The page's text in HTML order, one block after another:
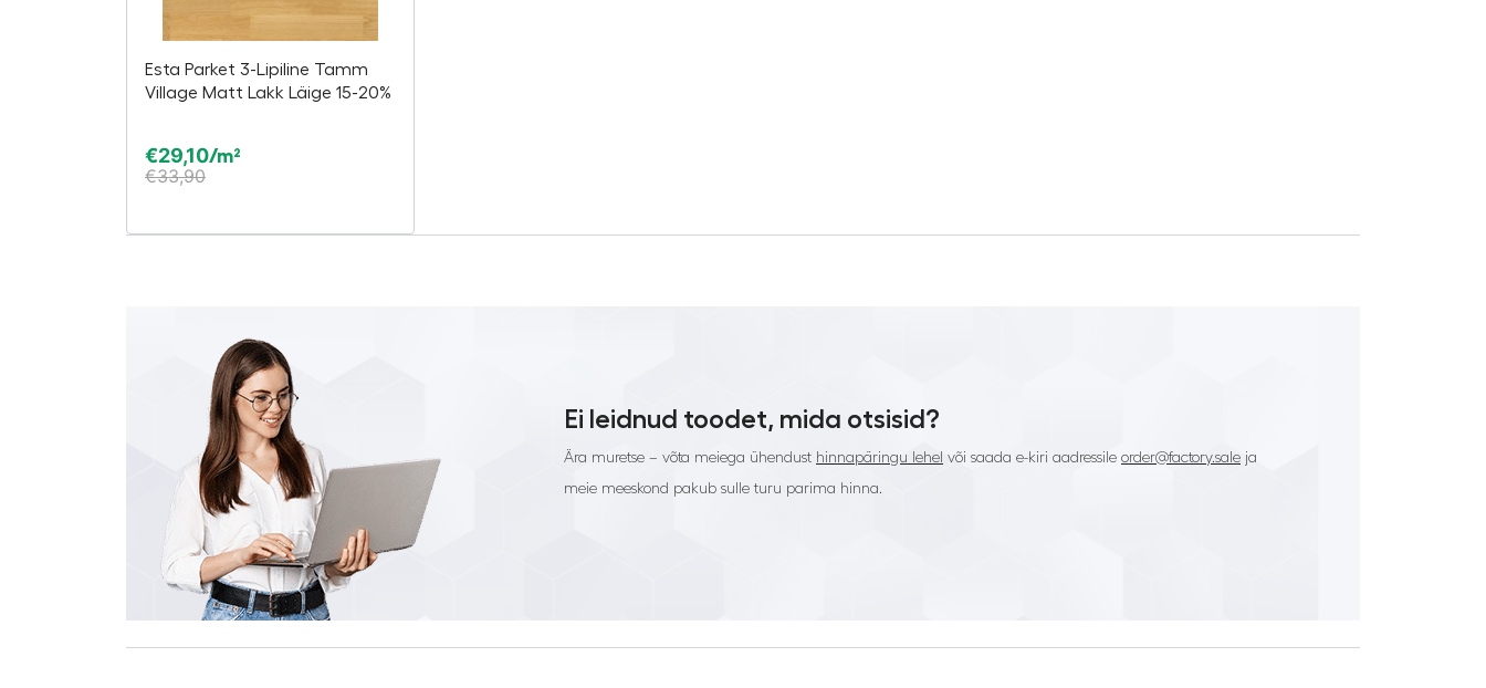
Esta Parket 3-Lipiline Tamm
Village Matt Lakk Läige 15-20%
€29,10/m²
€33,90
Ei leidnud toodet, mida otsisid?
Ära muretse – võta meiega ühendust hinnapäringu lehel või saada e-kiri aadressile order@factory.sale ja
meie meeskond pakub sulle turu parima hinna.